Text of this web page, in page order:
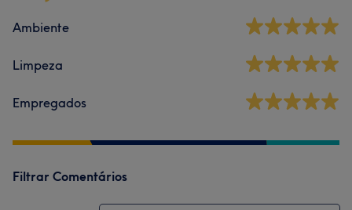
Ambiente
Limpeza
Empregados
Filtrar Comentários